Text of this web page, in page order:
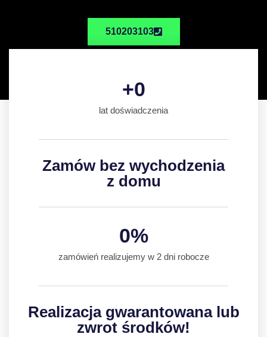
510203103
lat doświadczenia
+0
Zamów bez wychodzenia
z domu
zamówień realizujemy w 2 dni robocze
0%
Realizacja gwarantowana lub
zwrot środków!